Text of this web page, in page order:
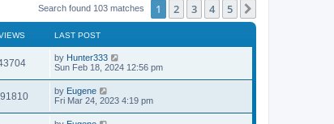
Search found 103 matches 1 2 3 4 5
LAST POST
V
i
L
a
t
p
o
s
by Hunter333
Sun Feb 18, 2024 12:56 pm
V
i
L
a
t
by Eugene
Fri Mar 24, 2023 4:19 pm